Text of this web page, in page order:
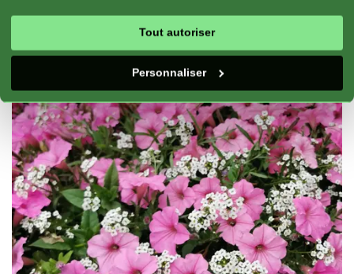
Tout autoriser
Personnaliser